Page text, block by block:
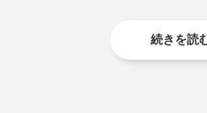
続きを読